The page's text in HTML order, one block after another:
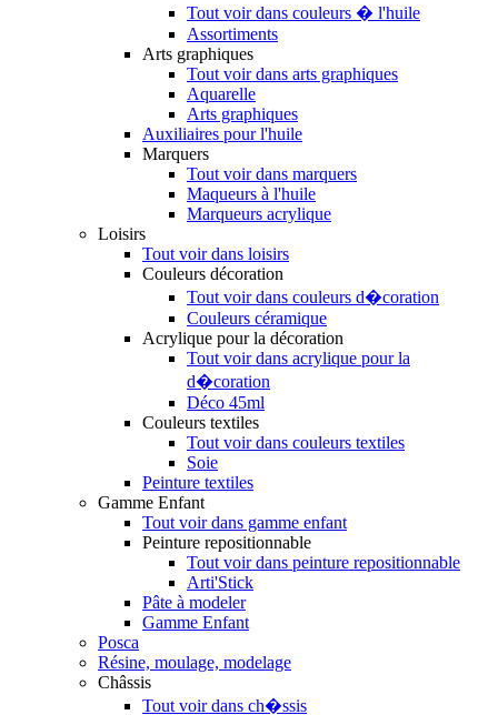
Tout voir dans couleurs � l'huile
Assortiments
Arts graphiques
Tout voir dans arts graphiques
Aquarelle
Arts graphiques
Auxiliaires pour l'huile
Marquers
Tout voir dans marquers
Maqueurs à l'huile
Marqueurs acrylique
Loisirs
Tout voir dans loisirs
Couleurs décoration
Tout voir dans couleurs d�coration
Couleurs céramique
Acrylique pour la décoration
Tout voir dans acrylique pour la
d�coration
Déco 45ml
Couleurs textiles
Tout voir dans couleurs textiles
Soie
Peinture textiles
Gamme Enfant
Tout voir dans gamme enfant
Peinture repositionnable
Tout voir dans peinture repositionnable
Arti'Stick
Pâte à modeler
Gamme Enfant
Posca
Résine, moulage, modelage
Châssis
Tout voir dans ch�ssis